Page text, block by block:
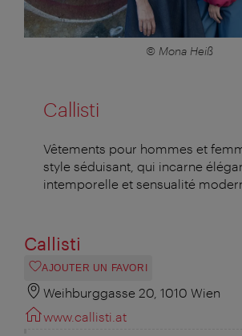
© Mona Heiß
Callisti
Vêtements pour hommes et
style séduisant, qui incarne
intemporelle et sensualité
Callisti
AJOUTER UN FAVORI
Weihburggasse 20, 1010 Wien
www.callisti.at